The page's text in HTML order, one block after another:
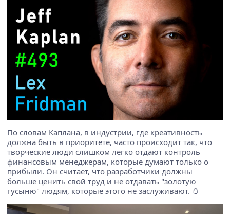
По словам Каплана, в индустрии, где креативность
должна быть в приоритете, часто происходит так, что
творческие люди слишком легко отдают контроль
финансовым менеджерам, которые думают только о
прибыли. Он считает, что разработчики должны
больше ценить свой труд и не отдавать "золотую
гусыню" людям, которые этого не заслуживают. 🥚